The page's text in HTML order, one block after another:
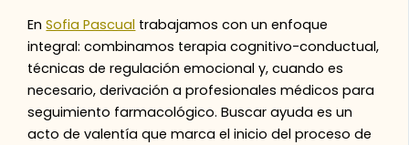
EnSofia Pascual trabajamos con un enfoque
integral: combinamos terapia cognitivo-conductual,
técnicas de regulación emocional y, cuando es
necesario, derivación a profesionales médicos para
seguimiento farmacológico. Buscar ayuda es un
acto de valentía que marca el inicio del proceso de